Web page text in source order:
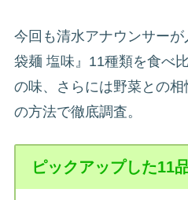
今回も清水アナウンサー
袋麺 塩味』11種類を食べ
の味、さらには野菜との
の方法で徹底調査。
ピックアップした11